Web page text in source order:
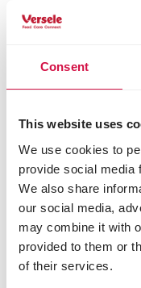
Consent
This website uses
We use cookies to
provide social media
We also share
our social media,
may combine it with
provided to them or
of their services.